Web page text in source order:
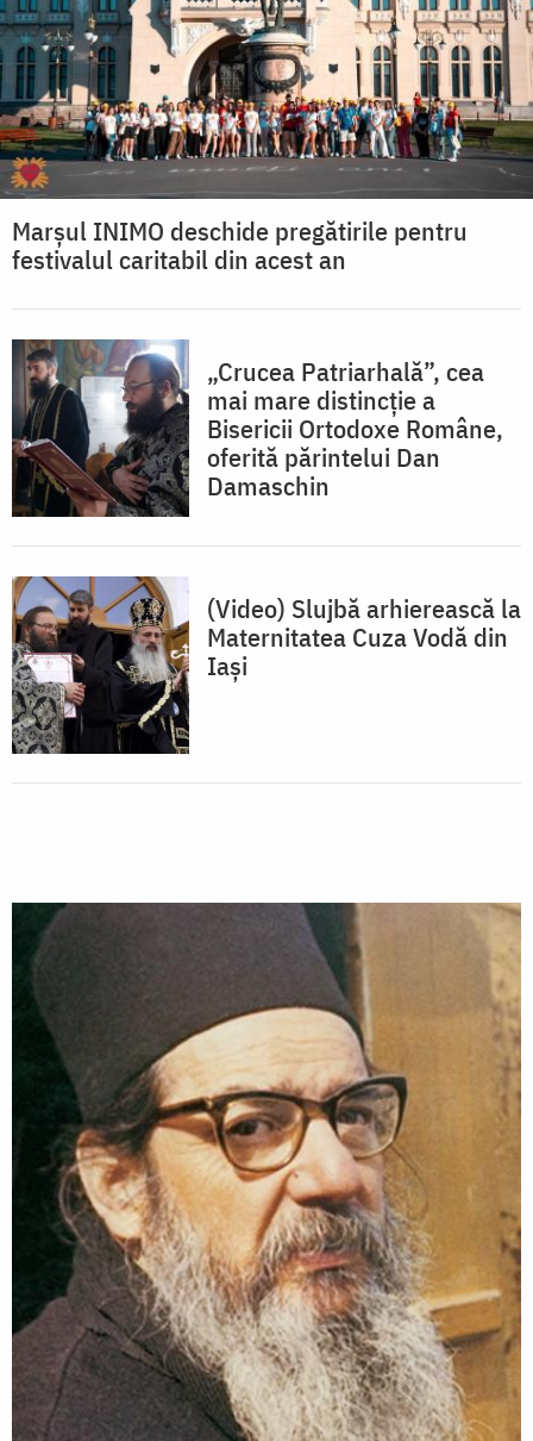
Marșul INIMO deschide pregătirile pentru
festivalul caritabil din acest an
„Crucea Patriarhală”, cea
mai mare distincție a
Bisericii Ortodoxe Române,
oferită părintelui Dan
Damaschin
(Video) Slujbă arhierească la
Maternitatea Cuza Vodă din
Iași